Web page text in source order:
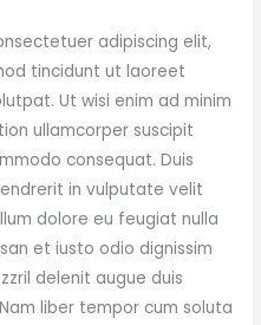
adipiscing elit,
tincidunt ut laoreet
Ut wisi enim ad minim
ullamcorper suscipit
consequat. Duis
in vulputate velit
dolore eu feugiat nulla
et iusto odio dignissim
delenit augue duis
liber tempor cum soluta